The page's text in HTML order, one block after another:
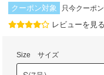
クーポン対象 只今クーポ
レビューを見
Size サイズ